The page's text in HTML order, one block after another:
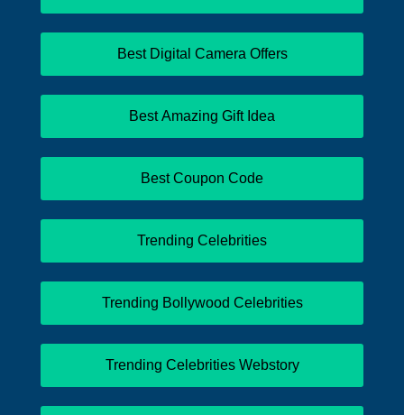
Best Digital Camera Offers
Best Amazing Gift Idea
Best Coupon Code
Trending Celebrities
Trending Bollywood Celebrities
Trending Celebrities Webstory